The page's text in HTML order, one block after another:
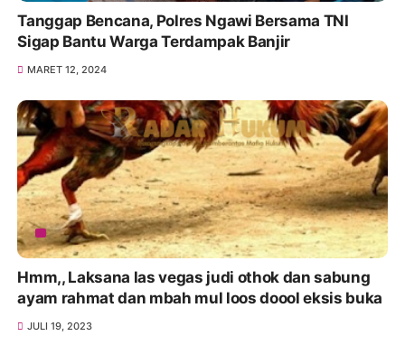
Tanggap Bencana, Polres Ngawi Bersama TNI
Sigap Bantu Warga Terdampak Banjir
MARET 12, 2024
Hmm,, Laksana las vegas judi othok dan sabung
ayam rahmat dan mbah mul loos doool eksis buka
JULI 19, 2023